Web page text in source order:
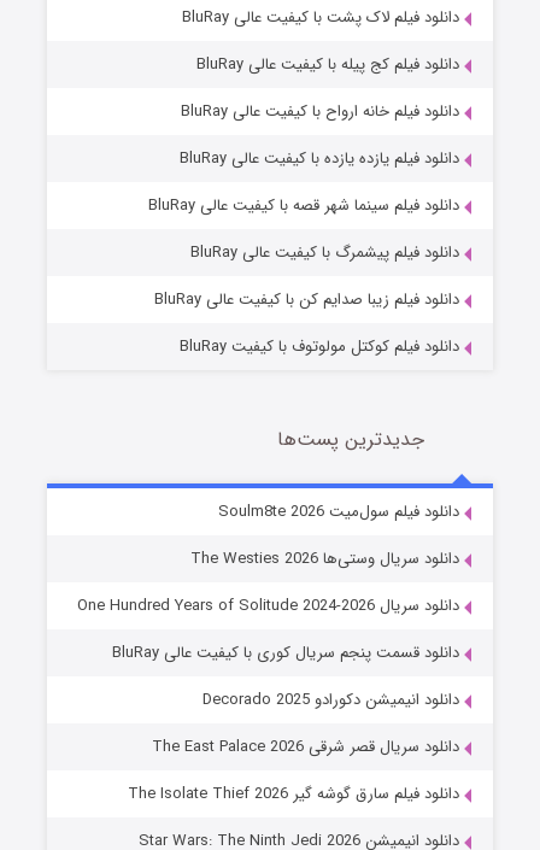
خاندان اژدها فصل ۳
جادوگری در مغولستان
دانلود فیلم لاک پشت با کیفیت عالی BluRay
دانلود فیلم کج‌ پیله با کیفیت عالی BluRay
دانلود فیلم خانه ارواح با کیفیت عالی BluRay
دانلود فیلم یازده یازده با کیفیت عالی BluRay
دانلود فیلم سینما شهر قصه با کیفیت عالی BluRay
دانلود فیلم پیشمرگ با کیفیت عالی BluRay
دانلود فیلم زیبا صدایم کن با کیفیت عالی BluRay
دانلود فیلم کوکتل مولوتوف با کیفیت BluRay
جدیدترین پست‌ها
دانلود فیلم سول‌میت Soulm8te 2026
دانلود سریال وستی‌ها The Westies 2026
دانلود سریال One Hundred Years of Solitude 2024-2026
دانلود قسمت پنجم سریال کوری با کیفیت عالی BluRay
دانلود انیمیشن دکورادو Decorado 2025
دانلود سریال قصر شرقی The East Palace 2026
دانلود فیلم سارق گوشه گیر The Isolate Thief 2026
دانلود انیمیشن Star Wars: The Ninth Jedi 2026